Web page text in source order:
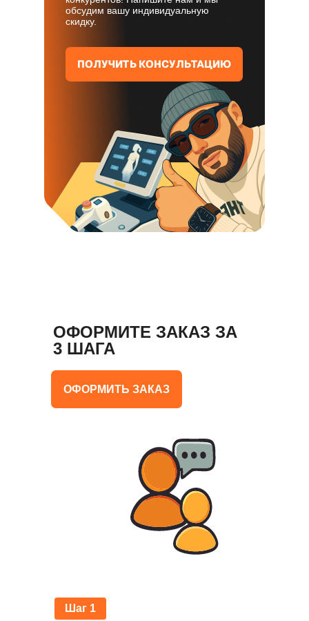
обсудим вашу индивидуальную
скидку.
ПОЛУЧИТЬ КОНСУЛЬТАЦИЮ
ОФОРМИТЕ ЗАКАЗ ЗА
3 ШАГА
Шаг 1
ОФОРМИТЬ ЗАКАЗ